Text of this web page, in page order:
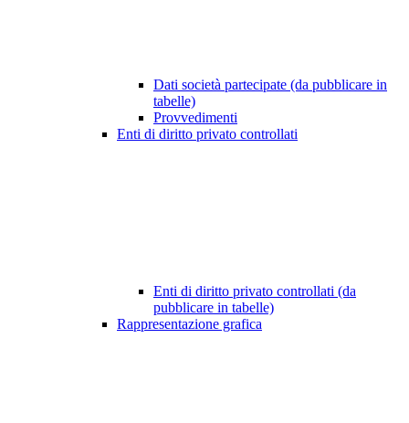
Dati società partecipate (da pubblicare in
tabelle)
Provvedimenti
Enti di diritto privato controllati
Enti di diritto privato controllati (da
pubblicare in tabelle)
Rappresentazione grafica